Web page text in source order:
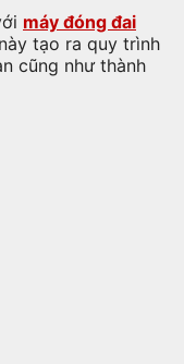
máy đóng đai
tạo ra quy trình
cũng như thành